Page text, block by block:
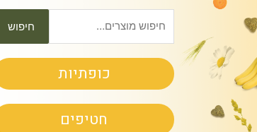
עבור:
חיפוש
כופתיות
חטיפים